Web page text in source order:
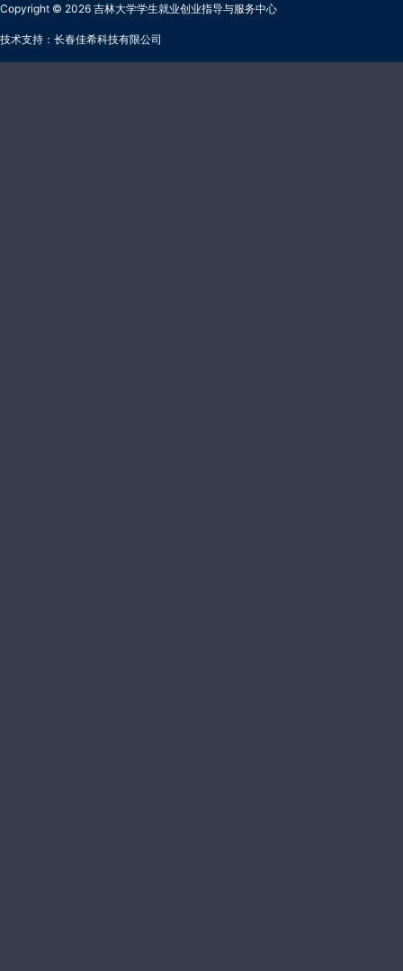
Copyright © 2026 吉林大学学生就业创业指导与服务中心
技术支持：长春佳希科技有限公司